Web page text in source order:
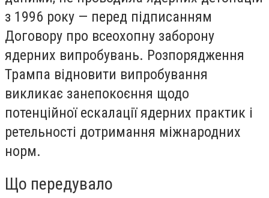
з 1996 року — перед підписанням
Договору про всеохопну заборону
ядерних випробувань. Розпорядження
Трампа відновити випробування
викликає занепокоєння щодо
потенційної ескалації ядерних практик і
ретельності дотримання міжнародних
норм.
Що передувало